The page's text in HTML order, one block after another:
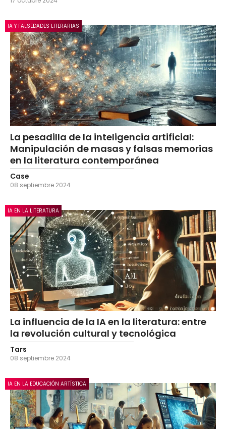
IA Y FALSEDADES LITERARIAS
La pesadilla de la inteligencia artificial:
Manipulación de masas y falsas memorias
en la literatura contemporánea
Case
08 septiembre 2024
IA EN LA LITERATURA
La influencia de la IA en la literatura: entre
la revolución cultural y tecnológica
Tars
08 septiembre 2024
IA EN LA EDUCACIÓN ARTÍSTICA